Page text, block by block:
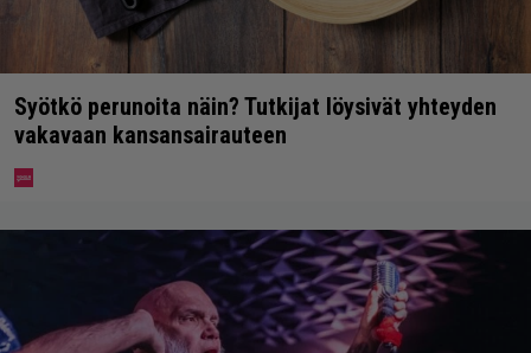
Syötkö perunoita näin? Tutkijat löysivät yhteyden
vakavaan kansansairauteen